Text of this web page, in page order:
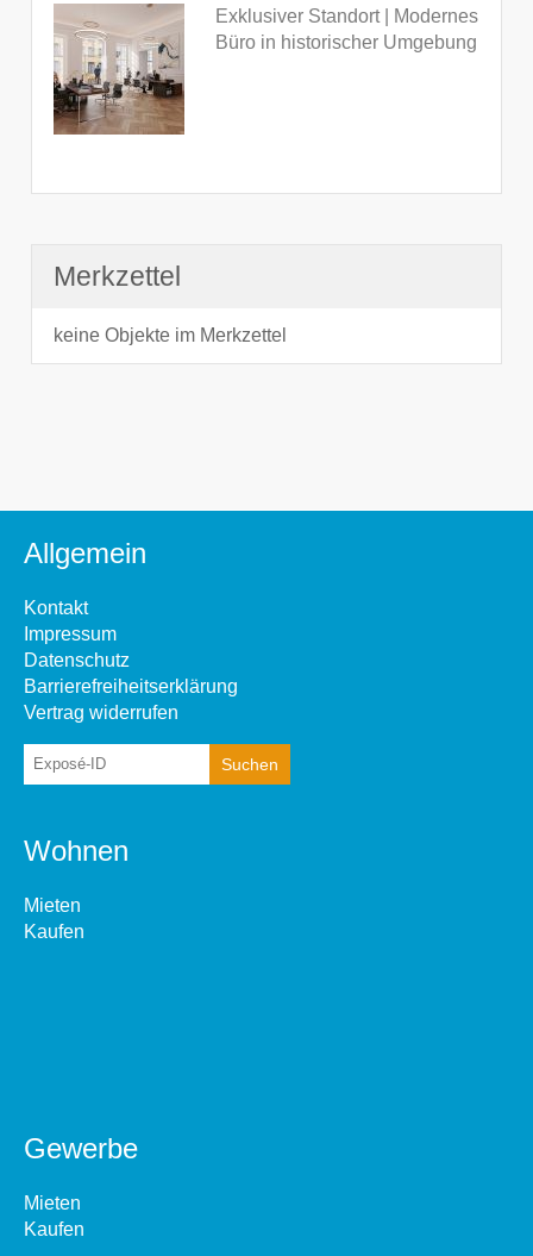
Exklusiver Standort | Modernes
Büro in historischer Umgebung
Merkzettel
keine Objekte im Merkzettel
Allgemein
Kontakt
Impressum
Datenschutz
Barrierefreiheitserklärung
Vertrag widerrufen
Wohnen
Mieten
Kaufen
Gewerbe
Mieten
Kaufen